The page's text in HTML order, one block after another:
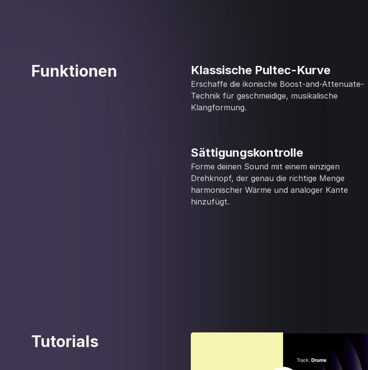
Funktionen Klassische Pultec-Kurve
Erschaffe die ikonische Boost-and-Attenuate-
Technik für geschmeidige, musikalische
Klangformung.
Sättigungskontrolle
Forme deinen Sound mit einem einzigen
Drehknopf, der genau die richtige Menge
harmonischer Wärme und analoger Kante
hinzufügt.
Tutorials